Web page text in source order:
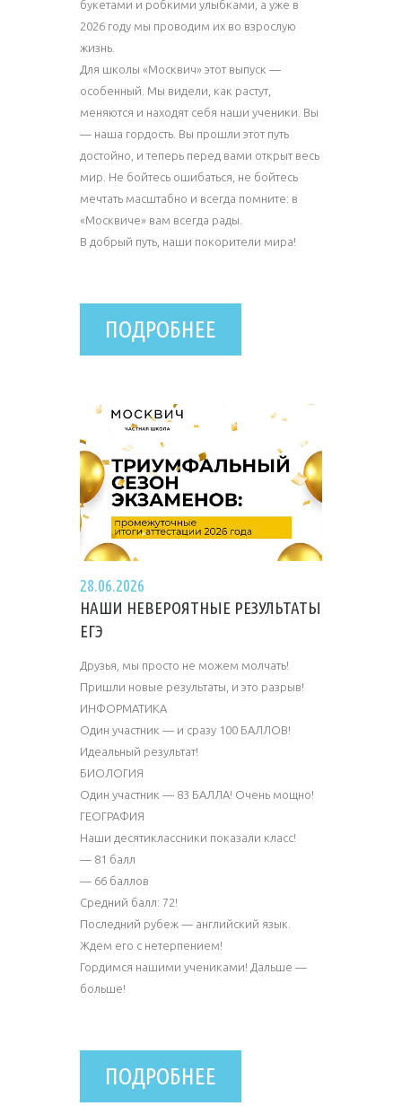
букетами и робкими улыбками, а уже в
2026 году мы проводим их во взрослую
жизнь.
Для школы «Москвич» этот выпуск —
особенный. Мы видели, как растут,
меняются и находят себя наши ученики. Вы
— наша гордость. Вы прошли этот путь
достойно, и теперь перед вами открыт весь
мир. Не бойтесь ошибаться, не бойтесь
мечтать масштабно и всегда помните: в
«Москвиче» вам всегда рады.
В добрый путь, наши покорители мира!
ПОДРОБНЕЕ
28.06.2026
НАШИ НЕВЕРОЯТНЫЕ РЕЗУЛЬТАТЫ
ЕГЭ
Друзья, мы просто не можем молчать!
Пришли новые результаты, и это разрыв!
ИНФОРМАТИКА
Один участник — и сразу 100 БАЛЛОВ!
Идеальный результат!
БИОЛОГИЯ
Один участник — 83 БАЛЛА! Очень мощно!
ГЕОГРАФИЯ
Наши десятиклассники показали класс!
— 81 балл
— 66 баллов
Средний балл: 72!
Последний рубеж — английский язык.
Ждем его с нетерпением!
Гордимся нашими учениками! Дальше —
больше!
ПОДРОБНЕЕ